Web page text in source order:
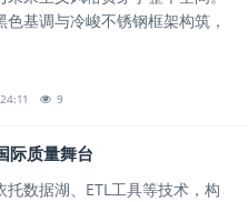
色基调与冷峻不锈钢框架构筑，
9
际质量舞台
托数据湖、ETL工具等技术，构